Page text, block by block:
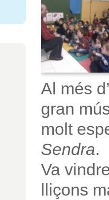
Al més
gran
molt
Sendra.
Va
lliçons